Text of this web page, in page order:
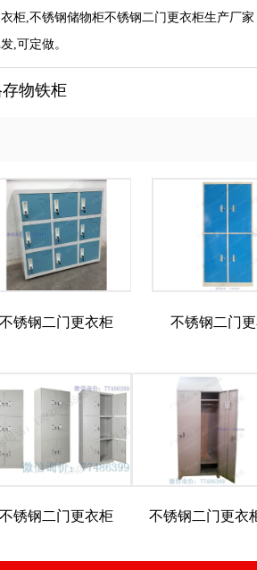
柜,不锈钢储物柜不锈钢二门更衣柜生产厂
,可定做。
物铁柜
不锈钢二门更衣柜 不锈钢二门
不锈钢二门更衣柜 不锈钢二门更衣